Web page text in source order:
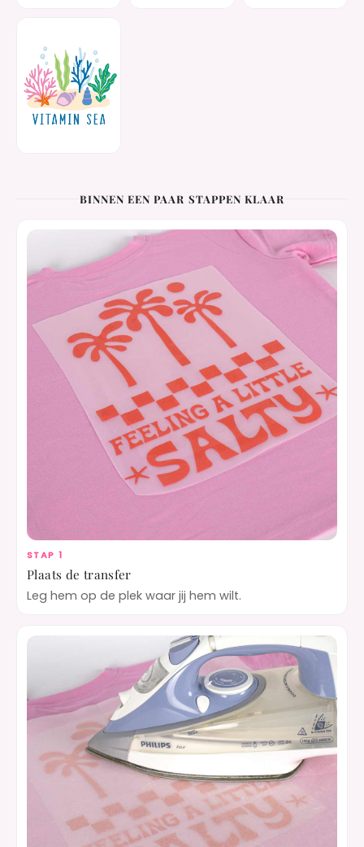
BINNEN EEN PAAR STAPPEN KLAAR
STAP 1
Plaats de transfer
Leg hem op de plek waar jij hem wilt.